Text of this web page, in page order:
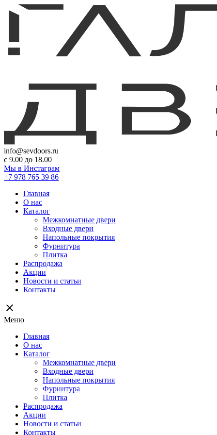
info@sevdoors.ru
c 9.00 до 18.00
Мы в Инстаграм
+7 978 765 39 86
Главная
О нас
Каталог
Межкомнатные двери
Входные двери
Напольные покрытия
Фурнитура
Плитка
Распродажа
Акции
Новости и статьи
Контакты
close
Меню
Главная
О нас
Каталог
Межкомнатные двери
Входные двери
Напольные покрытия
Фурнитура
Плитка
Распродажа
Акции
Новости и статьи
Контакты